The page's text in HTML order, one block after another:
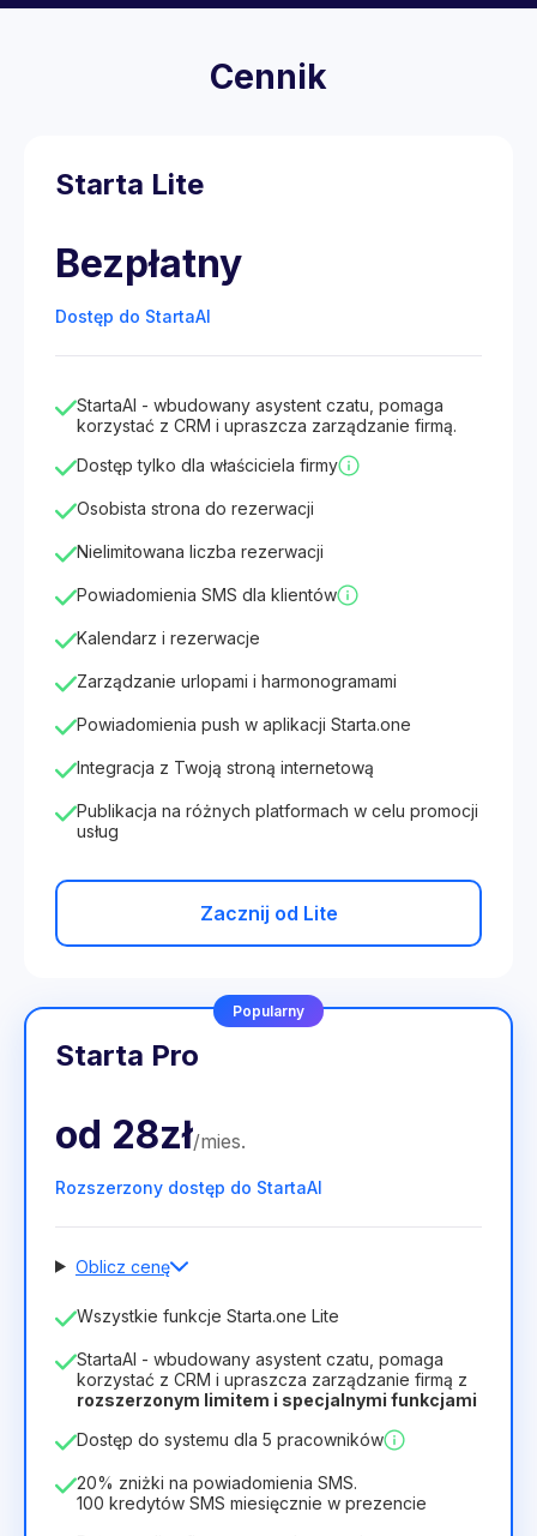
Cennik
Starta Lite
Bezpłatny
Dostęp do StartaAI
StartaAI - wbudowany asystent czatu, pomaga
korzystać z CRM i upraszcza zarządzanie firmą.
Dostęp tylko dla właściciela firmy
Osobista strona do rezerwacji
Nielimitowana liczba rezerwacji
Powiadomienia SMS dla klientów
Kalendarz i rezerwacje
Zarządzanie urlopami i harmonogramami
Powiadomienia push w aplikacji Starta.one
Integracja z Twoją stroną internetową
Publikacja na różnych platformach w celu promocji
usług
Zacznij od Lite
Popularny
Starta Pro
od 28zł/mies.
Rozszerzony dostęp do StartaAI
Oblicz cenę
Liczba pracowników
Czas trwania licencji
12 Months(zniżka -25%) Opłacalny
40zł28zł miesiąc
336zł za 12 Months
Wszystkie funkcje Starta.one Lite
StartaAI - wbudowany asystent czatu, pomaga
korzystać z CRM i upraszcza zarządzanie firmą z
rozszerzonym limitem i specjalnymi funkcjami
Dostęp do systemu dla 5 pracowników
20% zniżki na powiadomienia SMS.
100 kredytów SMS miesięcznie w prezencie